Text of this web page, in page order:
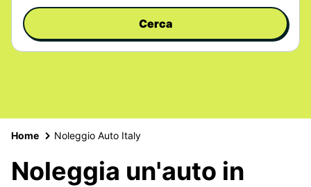
Cerca
Home Noleggio Auto Italy
Noleggia un'auto in